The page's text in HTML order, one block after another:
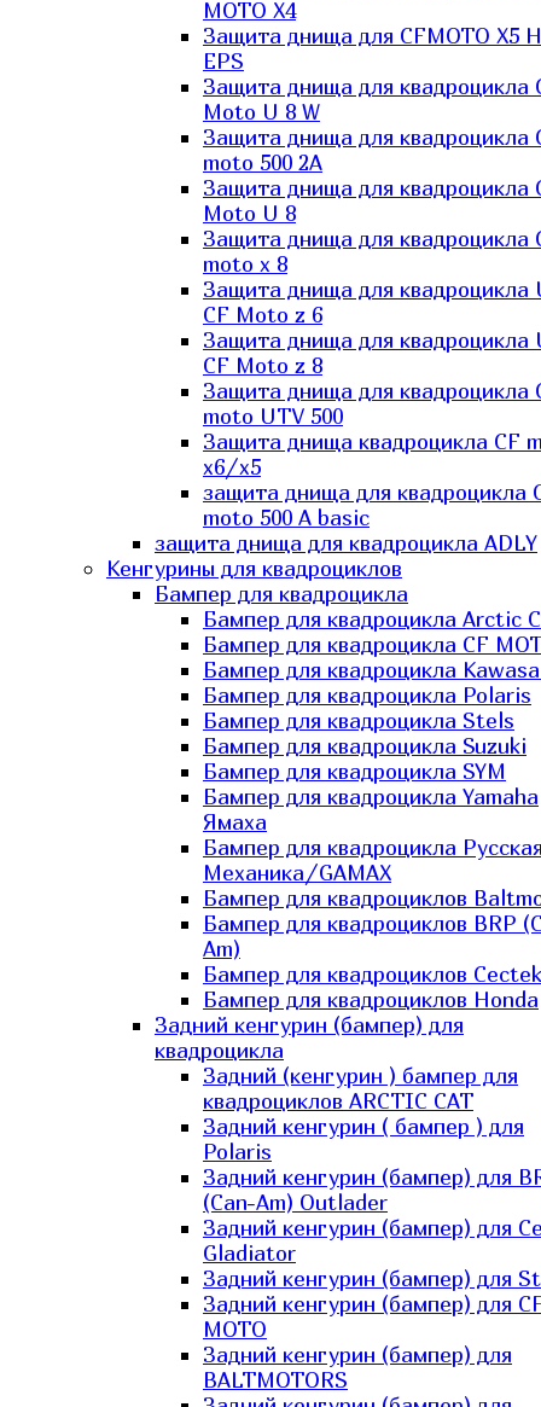
MOTO X4
Защита днища для CFMOTO X5
EPS
Защита днища для квадроцикла
Moto U 8 W
Защита днища для квадроцикла
moto 500 2A
Защита днища для квадроцикла
Moto U 8
Защита днища для квадроцикла
moto x 8
Защита днища для квадроцикла
CF Moto z 6
Защита днища для квадроцикла
CF Moto z 8
Защита днища для квадроцикла
moto UTV 500
Защита днища квадроцикла СF
x6/x5
защита днища для квадроцикла
moto 500 A basic
защита днища для квадроцикла ADLY
Кенгурины для квадроциклов
Бампер для квадроцикла
Бампер для квадроцикла Arctic
Бампер для квадроцикла CF
Бампер для квадроцикла
Бампер для квадроцикла Polaris
Бампер для квадроцикла Stels
Бампер для квадроцикла Suzuki
Бампер для квадроцикла SYM
Бампер для квадроцикла Yamaha
Ямаха
Бампер для квадроцикла
Механика/GAMAX
Бампер для квадроциклов
Бампер для квадроциклов BRP
Am)
Бампер для квадроциклов Cectek
Бампер для квадроциклов Honda
Задний кенгурин (бампер) для
квадроцикла
Задний (кенгурин ) бампер для
квадроциклов ARCTIC CAT
Задний кенгурин ( бампер ) для
Polaris
Задний кенгурин (бампер) для
(Can-Am) Outlader
Задний кенгурин (бампер) для
Gladiator
Задний кенгурин (бампер) для
Задний кенгурин (бампер) для
MOTO
Задний кенгурин (бампер) для
BALTMOTORS